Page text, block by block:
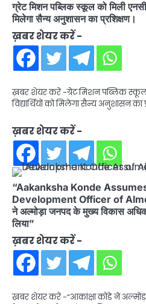
ग्रेट मिशन पब्लिक स्कूल को मिली
मिलेगा सैन्य अनुशासन का प्रशिक्षण।
ख़बर शेयर करें -
ख़बर शेयर करें -ग्रेट मिशन पब्लिक स्कूल
विद्यार्थियों को मिलेगा सैन्य अनुशासन का
ख़बर शेयर करें -
“Aakanksha Konde
Development Officer of
ने अल्मोड़ा जनपद के मुख्य विकास
लिया”
ख़बर शेयर करें -
ख़बर शेयर करें -“आकांक्षा कोंडे ने